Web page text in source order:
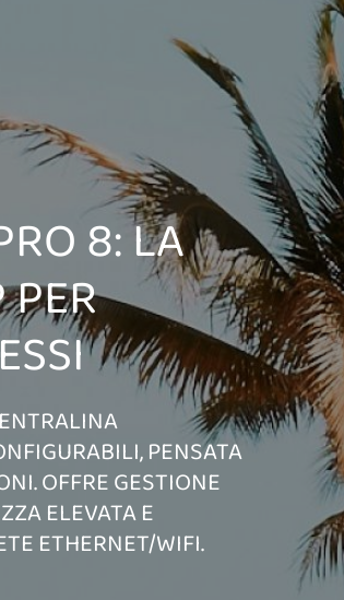
8: LA
PENSATA
OFFRE GESTIONE
ELEVATA E
ETHERNET/WIFI.